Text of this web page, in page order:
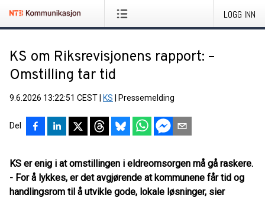
LOGG INN
KS om Riksrevisjonens rapport: –
Omstilling tar tid
9.6.2026 13:22:51 CEST KS Pressemelding
Del
KS er enig i at omstillingen i eldreomsorgen må gå raskere.
- For å lykkes, er det avgjørende at kommunene får tid og
handlingsrom til å utvikle gode, lokale løsninger, sier